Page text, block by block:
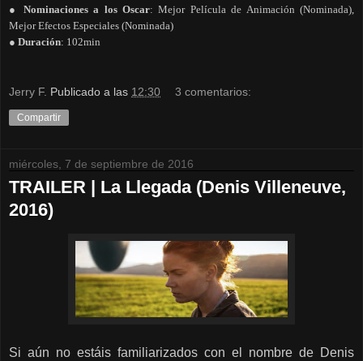
● Nominaciones a los Oscar: Mejor Película de Animación (Nominada),
Mejor Efectos Especiales (Nominada)
● Duración: 102min
Jerry F. Publicado a las 12:30 3 comentarios:
Compartir
miércoles, 7 de septiembre de 2016
TRAILER | La Llegada (Denis Villeneuve,
2016)
Si aún no estáis familiarizados con el nombre de Denis